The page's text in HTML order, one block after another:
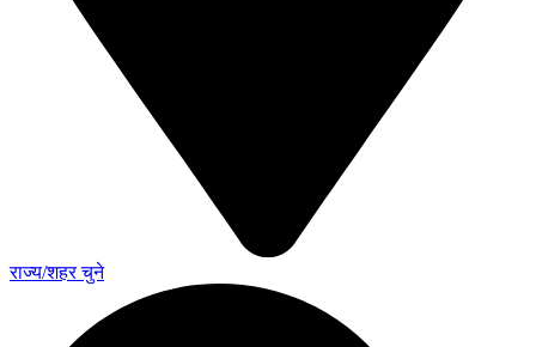
राज्य/शहर चुने